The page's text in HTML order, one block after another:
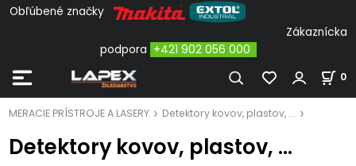
Obľúbené značky
Zákaznícka
podpora +421 902 056 000
0
MERACIE PRÍSTROJE A LASERY Detektory kovov, plastov, ...
Detektory kovov, plastov, ...